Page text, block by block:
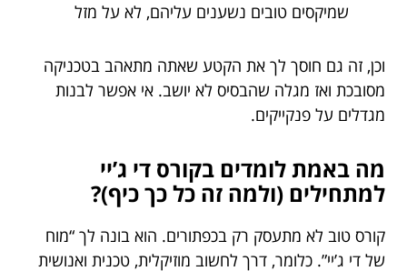
שמיקסים טובים נשענים עליהם, לא על מזל
וכן, זה גם חוסך לך את הקטע שאתה מתאהב בטכניקה
מסובכת ואז מגלה שהבסיס לא יושב. אי אפשר לבנות
מגדלים על פנקייקים.
מה באמת לומדים בקורס די ג’יי
למתחילים (ולמה זה כל כך כיף)?
קורס טוב לא מתעסק רק בכפתורים. הוא בונה לך “מוח
של די ג’יי”. כלומר, דרך לחשוב מוזיקלית, טכנית ואנושית